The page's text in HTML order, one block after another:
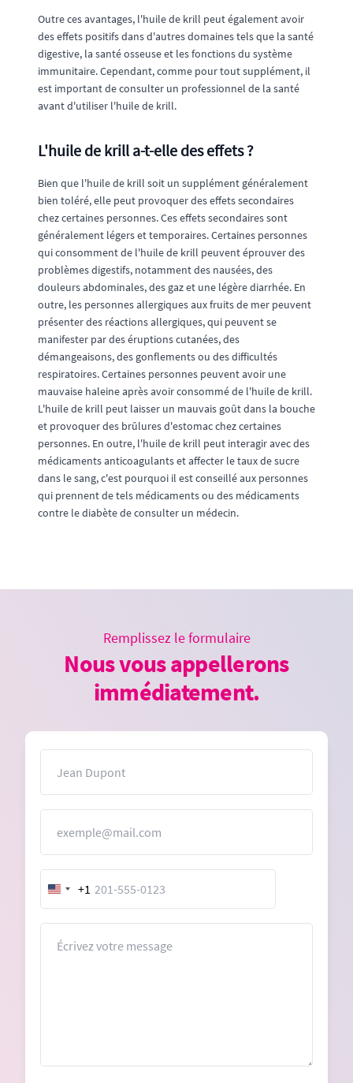
Outre ces avantages, l'huile de krill peut également avoir
des effets positifs dans d'autres domaines tels que la santé
digestive, la santé osseuse et les fonctions du système
immunitaire. Cependant, comme pour tout supplément, il
est important de consulter un professionnel de la santé
avant d'utiliser l'huile de krill.
L'huile de krill a-t-elle des effets ?
Bien que l'huile de krill soit un supplément généralement
bien toléré, elle peut provoquer des effets secondaires
chez certaines personnes. Ces effets secondaires sont
généralement légers et temporaires. Certaines personnes
qui consomment de l'huile de krill peuvent éprouver des
problèmes digestifs, notamment des nausées, des
douleurs abdominales, des gaz et une légère diarrhée. En
outre, les personnes allergiques aux fruits de mer peuvent
présenter des réactions allergiques, qui peuvent se
manifester par des éruptions cutanées, des
démangeaisons, des gonflements ou des difficultés
respiratoires. Certaines personnes peuvent avoir une
mauvaise haleine après avoir consommé de l'huile de krill.
L'huile de krill peut laisser un mauvais goût dans la bouche
et provoquer des brûlures d'estomac chez certaines
personnes. En outre, l'huile de krill peut interagir avec des
médicaments anticoagulants et affecter le taux de sucre
dans le sang, c'est pourquoi il est conseillé aux personnes
qui prennent de tels médicaments ou des médicaments
contre le diabète de consulter un médecin.
Remplissez le formulaire
Nous vous appellerons
immédiatement.
United
States
+1